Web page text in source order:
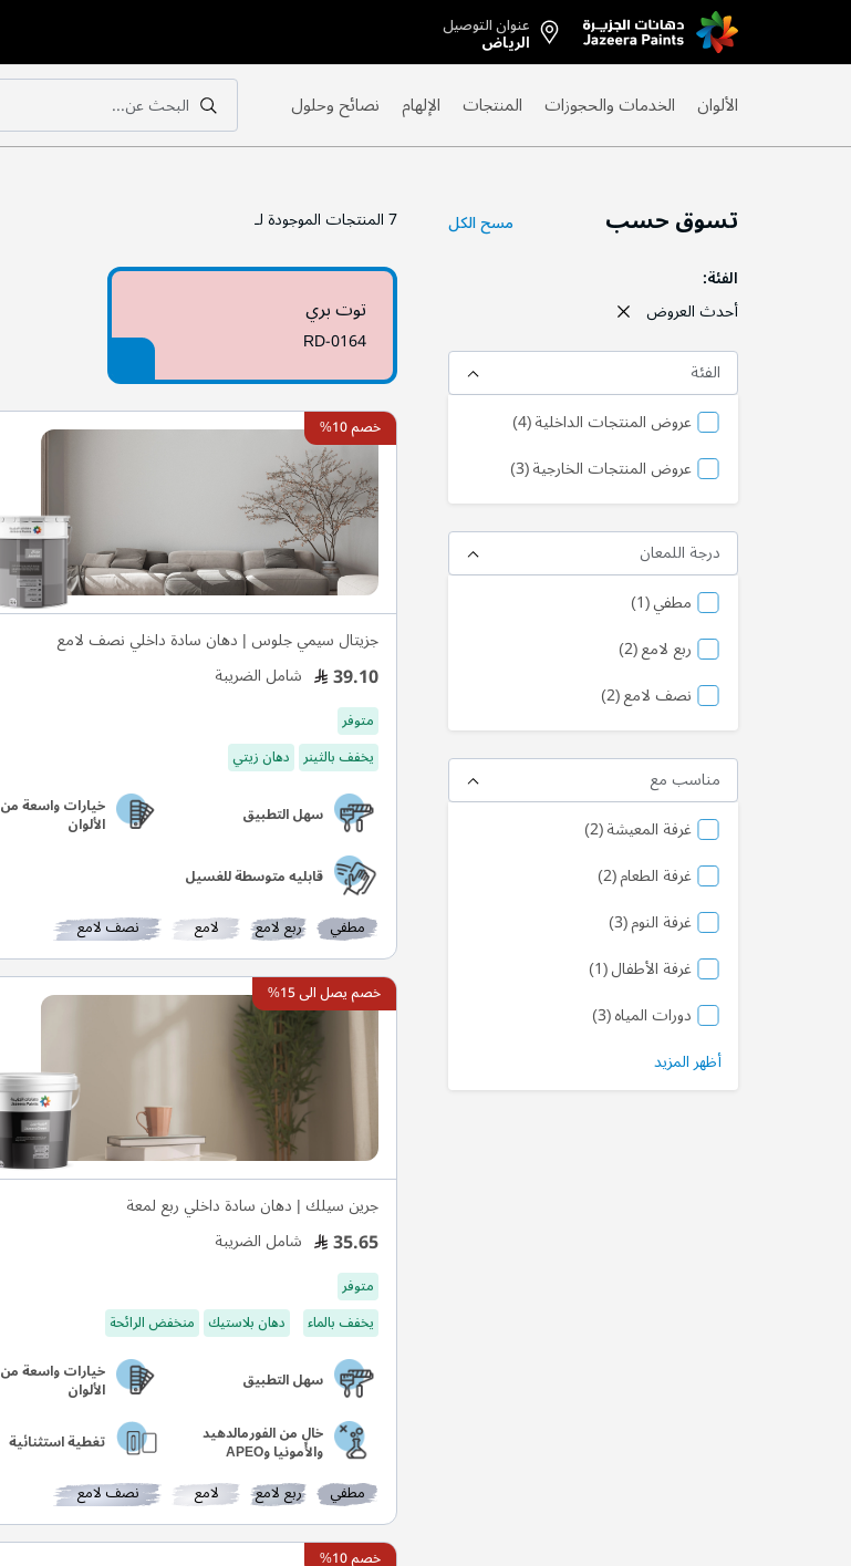
Skip
to
عنوان التوصيل
الرياض
بحث
البحث عن...
بحث الألوان الخدمات والحجوزات المنتجات الإلهام نصائح وحلول
7المنتجات الموجودة لـ
توت بري
RD-0164
خصم 10%
جزيتال سيمي جلوس | دهان سادة داخلي نصف لامع
39.10 شامل الضريبة
متوفر
يخفف بالثينر دهان زيتي
سهل التطبيق خيارات واسعة من
الألوان
قابليه متوسطة للغسيل
مطفي ربع لامع لامع نصف لامع
خصم يصل الى 15%
جرين سيلك | دهان سادة داخلي ربع لمعة
35.65 شامل الضريبة
متوفر
يخفف بالماء
دهان بلاستيك منخفض الرائحة
سهل التطبيق خيارات واسعة من
الألوان
خالٍ من الفورمالدهيد
والأمونيا وAPEO تغطية استثنائية
مطفي ربع لامع لامع نصف لامع
خصم 10%
تسوق حسب
الفئة
أحدث العروض
مسح الكل
الفئة
عروض المنتجات الداخلية 4منتج
عروض المنتجات الخارجية 3منتج
درجة اللمعان
مطفي 1منتج
ربع لامع 2منتج
نصف لامع 2منتج
مناسب مع
غرفة المعيشة 2منتج
غرفة الطعام 2منتج
غرفة النوم 3منتج
غرفة الأطفال 1منتج
دورات المياه 3منتج
أظهر المزيد